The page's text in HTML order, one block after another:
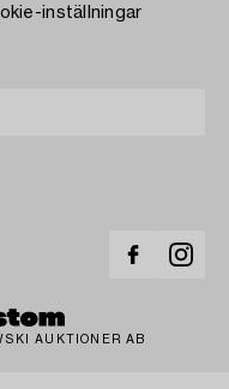
inställningar
AUKTIONER AB